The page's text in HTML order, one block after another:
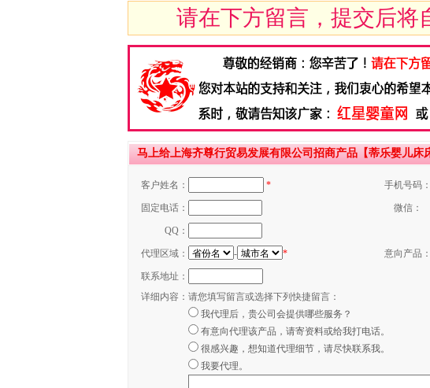
请在下方留言，提交后将
马上给上海齐尊行贸易发展有限公司招商产品【蒂乐婴儿床
客户姓名： * 手机号码：
固定电话： 微信：
QQ：
代理区域： - * 意向产品：
联系地址：
详细内容： 请您填写留言或选择下列快捷留言：
我代理后，贵公司会提供哪些服务？
有意向代理该产品，请寄资料或给我打电话。
很感兴趣，想知道代理细节，请尽快联系我。
我要代理。